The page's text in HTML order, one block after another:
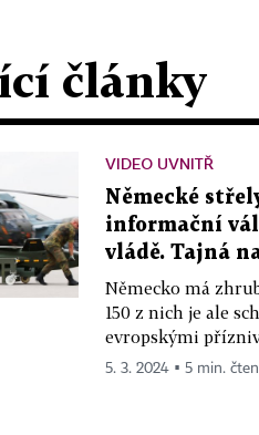
články
VIDEO UVNITŘ
Německé
informační
vládě. Tajná
Německo má
150 z nich je ale
evropskými
5. 3. 2024 ▪ 5 min.